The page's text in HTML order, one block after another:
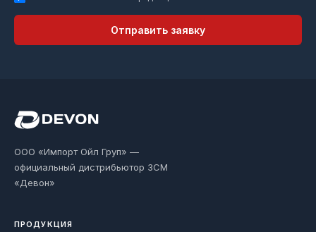
Отправить заявку
ООО «Импорт Ойл Груп» —
официальный дистрибьютор ЗСМ
«Девон»
ПРОДУКЦИЯ